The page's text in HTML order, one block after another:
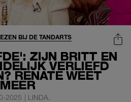
ZIJN BRITT EN
VERLIEFD
RENATE WEET
MEER
BIJ DE TANDARTS
2025 | LINDA.